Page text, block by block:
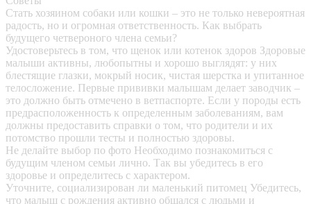
Стать хозяином собаки или кошки – это не только невероятная
радость, но и огромная ответственность. Как выбрать
будущего четвероного члена семьи?
Удостоверьтесь в том, что щенок или котенок здоров Здоровые
малыши активны, любопытны и хорошо выглядят: у них
блестящие глазки, мокрый носик, чистая шерстка и упитанное
телосложение. Первые прививки малышам делает заводчик –
это должно быть отмечено в ветпаспорте. Если у породы есть
предрасположенность к определенным заболеваниям, вам
должны предоставить справки о том, что родители и их
потомство прошли тесты и полностью здоровы.
Не делайте выбор по фото Необходимо познакомиться с
будущим членом семьи лично. Так вы убедитесь в его
здоровье и определитесь с характером.
Уточните, социализирован ли маленький питомец Убедитесь,
что малыш с рождения активно общался с людьми и